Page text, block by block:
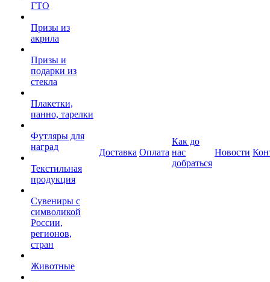
ГТО
Призы из
акрила
Призы и
подарки из
стекла
Плакетки,
панно, тарелки
Футляры для
наград
Текстильная
продукция
Сувениры с
символикой
России,
регионов,
стран
Животные
Доставка Оплата
Как до
нас
добраться
Новости